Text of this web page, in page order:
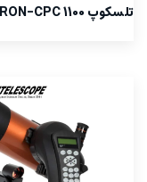
تلسکوپ CELESTRON-CPC 1100